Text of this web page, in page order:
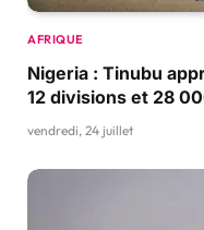
AFRIQUE
Nigeria : Tinubu
12 divisions et 28
vendredi, 24 juillet